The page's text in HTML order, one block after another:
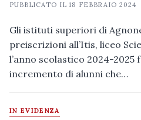
PUBBLICATO IL18 FEBBRAIO 2024
Gli istituti superiori di
preiscrizioni all’Itis, liceo
l’anno scolastico 2024-
incremento di alunni che…
IN EVIDENZA